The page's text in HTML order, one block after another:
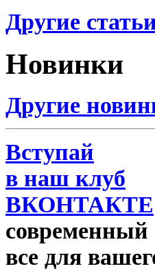
Другие
Новинки
Другие
Вступай
в наш клуб
ВКОНТАКТЕ
современный
все для